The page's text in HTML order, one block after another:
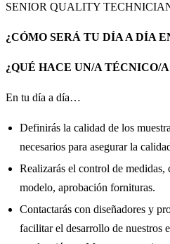
SENIOR QUALITY
¿CÓMO SERÁ TU DÍA A DÍA
¿QUÉ HACE UN/A TÉCNICO/
En tu día a día…
Definirás la calidad de los
necesarios para asegurar la
Realizarás el control de medidas,
modelo, aprobación fornituras.
Contactarás con diseñadores y
facilitar el desarrollo de nuestros